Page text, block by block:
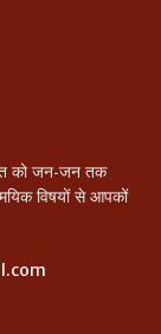
को जन-जन तक
विषयों से आपकों